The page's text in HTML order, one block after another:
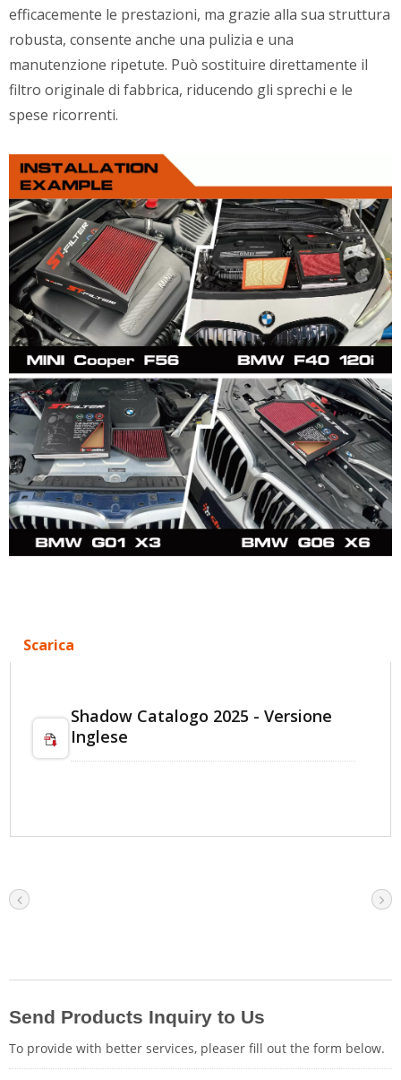
efficacemente le prestazioni, ma grazie alla sua struttura
robusta, consente anche una pulizia e una
manutenzione ripetute. Può sostituire direttamente il
filtro originale di fabbrica, riducendo gli sprechi e le
spese ricorrenti.
Scarica
Shadow Catalogo 2025 - Versione
Inglese